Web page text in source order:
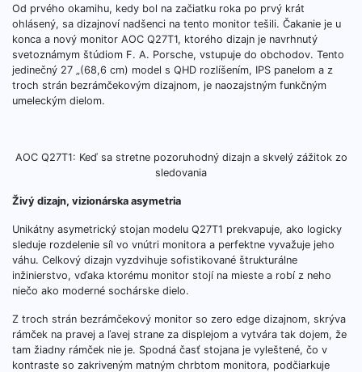
Od prvého okamihu, kedy bol na začiatku roka po prvý krát
ohlásený, sa dizajnoví nadšenci na tento monitor tešili. Čakanie je u
konca a nový monitor AOC Q27T1, ktorého dizajn je navrhnutý
svetoznámym štúdiom F. A. Porsche, vstupuje do obchodov. Tento
jedinečný 27 „(68,6 cm) model s QHD rozlíšením, IPS panelom a z
troch strán bezrámčekovým dizajnom, je naozajstným funkčným
umeleckým dielom.
AOC Q27T1: Keď sa stretne pozoruhodný dizajn a skvelý zážitok zo
sledovania
Živý dizajn, vizionárska asymetria
Unikátny asymetrický stojan modelu Q27T1 prekvapuje, ako logicky
sleduje rozdelenie síl vo vnútri monitora a perfektne vyvažuje jeho
váhu. Celkový dizajn vyzdvihuje sofistikované štrukturálne
inžinierstvo, vďaka ktorému monitor stojí na mieste a robí z neho
niečo ako moderné sochárske dielo.
Z troch strán bezrámčekový monitor so zero edge dizajnom, skrýva
rámček na pravej a ľavej strane za displejom a vytvára tak dojem, že
tam žiadny rámček nie je. Spodná časť stojana je vyleštené, čo v
kontraste so zakriveným matným chrbtom monitora, podčiarkuje